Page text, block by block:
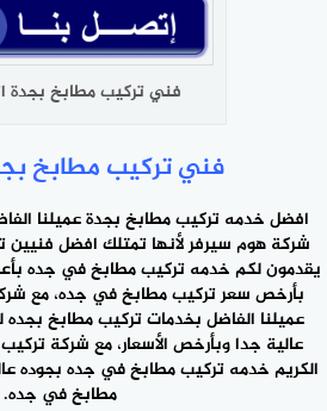
فني تركيب مطابخ بجدة
فني تركيب مطابخ
افضل خدمه تركيب مطابخ بجدة عميلنا
شركة هوم سيرفرلأنها تمتلك افضل
يقدمون لكم خدمه تركيب مطابخ في جده
بأرخص سعر تركيب مطابخ في جده، مع
عميلنا الفاضل بخدمات تركيب مطابخ بجده
عالية جدا وبأرخص الأسعار، مع شركة
الكريم خدمه تركيب مطابخ في جده بجوده
مطابخ في جده.